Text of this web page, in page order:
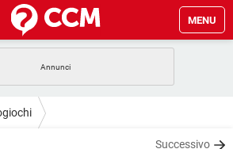
MENU
Successivo